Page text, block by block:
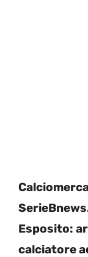
Esposito:
calciatore